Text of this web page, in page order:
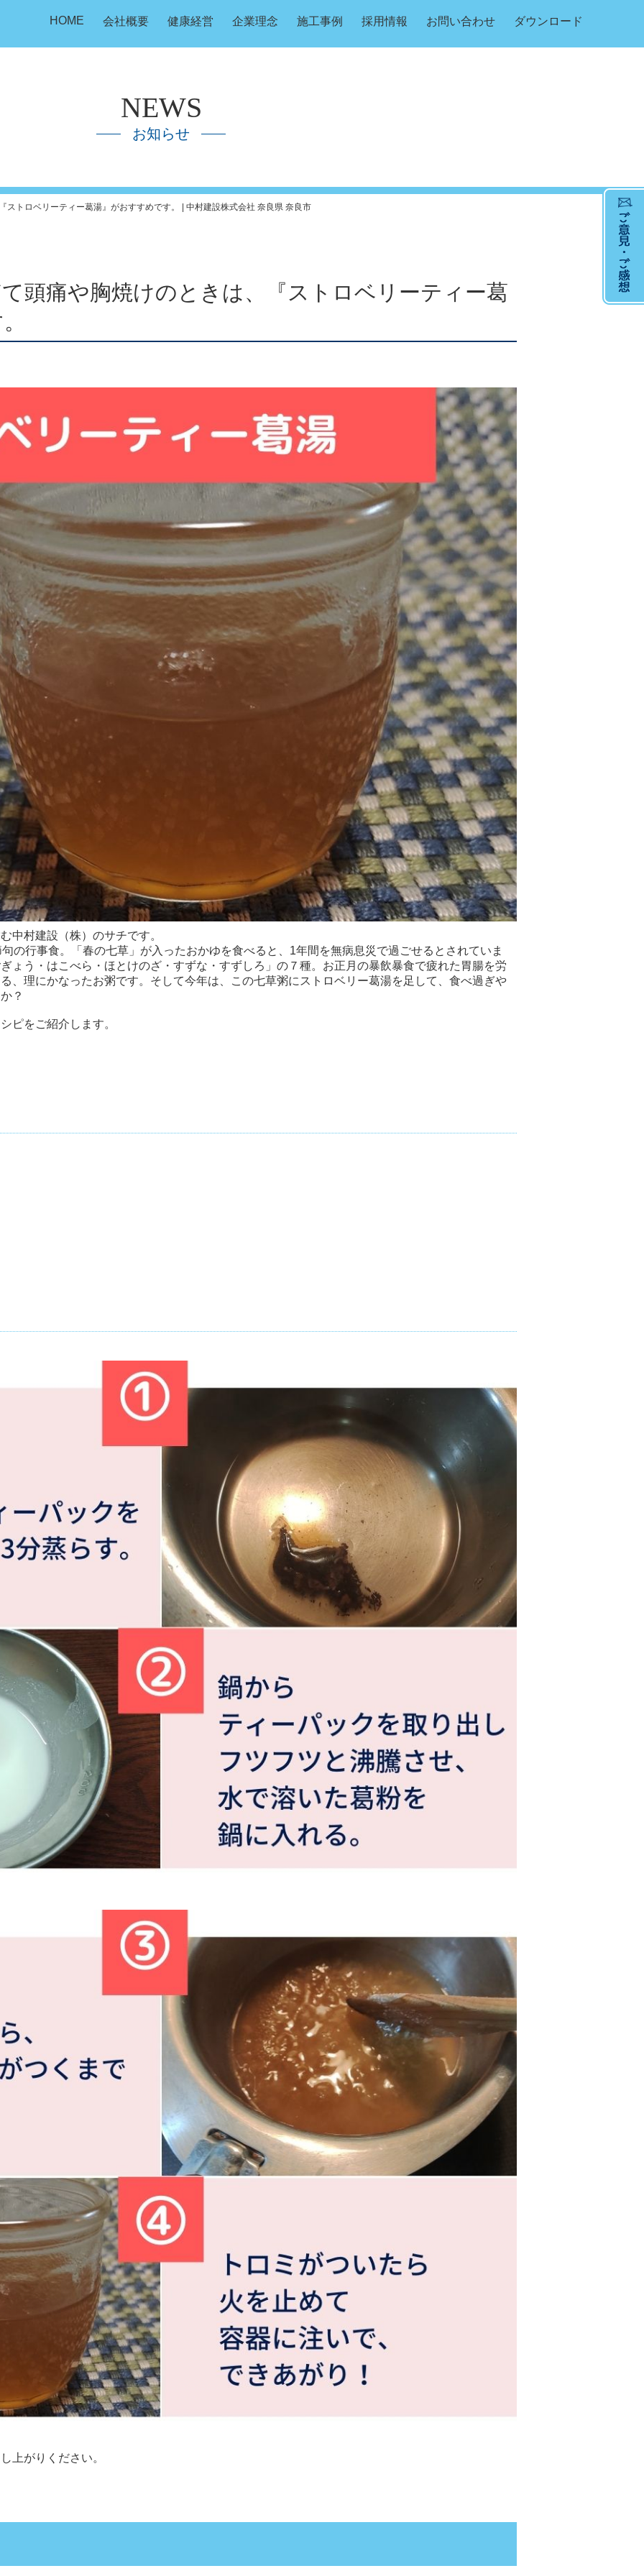
HOME 会社概要 健康経営 企業理念 施工事例 採用情報 お問い合わせ ダウンロード
NEWS
お知らせ
トロベリーティー葛湯』がおすすめです。 | 中村建設株式会社 奈良県 奈良市
頭痛や胸焼けのときは、『ストロベリーティー葛
中村建設（株）のサチです。
の行事食。「春の七草」が入ったおかゆを食べると、1年間を無病息災で過ごせるとされていま
ょう・はこべら・ほとけのざ・すずな・すずしろ」の７種。お正月の暴飲暴食で疲れた胃腸を労
、理にかなったお粥です。そして今年は、この七草粥にストロベリー葛湯を足して、食べ過ぎや
？
ピをご紹介します。
上がりください。